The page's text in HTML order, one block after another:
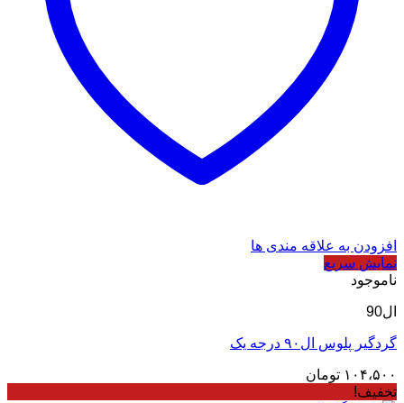
افزودن به علاقه مندی ها
نمایش سریع
ناموجود
ال90
گردگیر پلوس ال۹۰ درجه یک
۱۰۴،۵۰۰ تومان
تخفیف!